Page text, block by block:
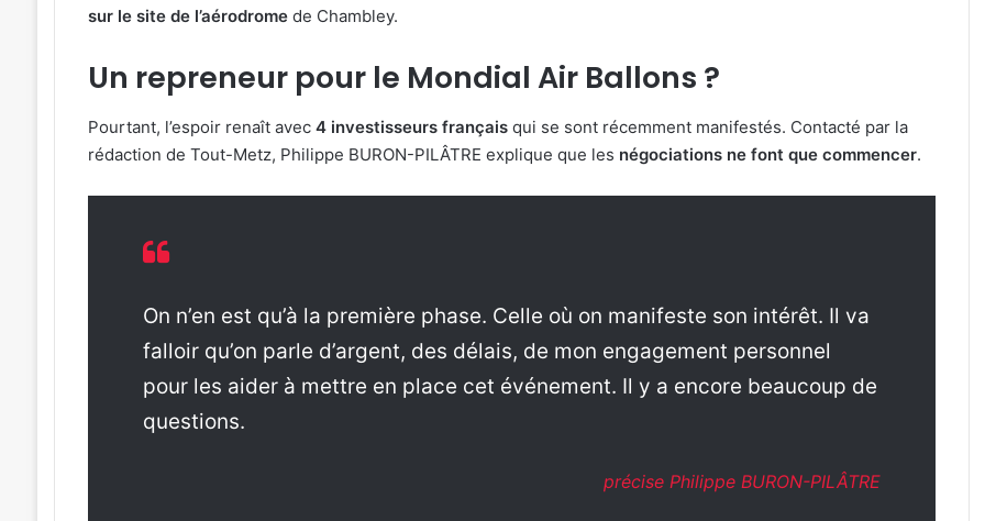
sur le site de l’aérodromede Chambley.
Un repreneur pour le Mondial Air Ballons ?
Pourtant, l’espoir renaît avec 4 investisseurs françaisqui se sont récemment manifestés. Contacté par la
rédaction de Tout-Metz, Philippe BURON-PILÂTRE explique que les négociations ne font que commencer.
On n’en est qu’à la première phase. Celle où on manifeste son intérêt. Il va
falloir qu’on parle d’argent, des délais, de mon engagement personnel
pour les aider à mettre en place cet événement. Il y a encore beaucoup de
questions.
précise Philippe BURON-PILÂTRE